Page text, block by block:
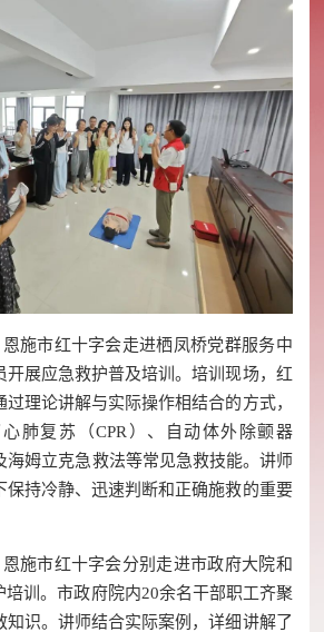
施市红十字会走进栖凤桥党群服务中
开展应急救护普及培训。培训现场，红
理论讲解与实际操作相结合的方式，
肺复苏（CPR）、自动体外除颤器
海姆立克急救法等常见急救技能。讲师
保持冷静、迅速判断和正确施救的重要
施市红十字会分别走进市政府大院和
培训。市政府院内20余名干部职工齐聚
知识。讲师结合实际案例，详细讲解了